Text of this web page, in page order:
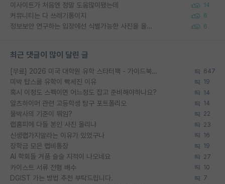
이사이트가 처음엔 정말 도움많이됐는데 14
커뮤니티는 다 쓰레기통이지 6
정보보안 연구하는 입장에선 식별가능한 사진을 올리는건 비추이긴함 6
최근 댓글이 많이 달린 글
[무료] 2026 미국 대학원 유학 스타터팩 - 가이드북 & 합격자 컨택메일 템플릿 647
미박 탑스쿨 유학이 빡세진 이유 19
혹시 이정도 스펙이면 어느정도 잡고 준비해야하나요? 14
알츠하이머 관련 고등학생 탐구 포트폴리오 14
물박사의 기준이 뭐임? 22
랩홈피에 다들 본인 사진 올리냐 23
신생랩가지말라는 이유가 있었구나 16
장학금 모은 랩비통장 19
AI 학회들 거품 슬슬 지적이 나오네요 27
카이스트 서류 전형 배수 10
DGIST 가는 방법 추천 부탁드립니다. 7